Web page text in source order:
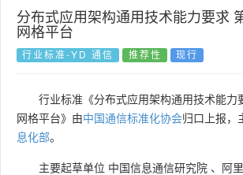
国家标准 行业标准
团体标准 企业标准
国外标准 技术委员会
分布式应用架构通用技术能力要求
网格平台
行业标准-YD 通信 推荐性 现行
行业标准《分布式应用架构通用技术能力
网格平台》由中国通信标准化协会归口上报，
息化部。
主要起草单位 中国信息通信研究院 、 阿